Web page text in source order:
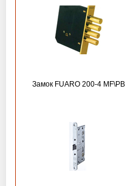
Замок FUARO 200-4 MF\РВ